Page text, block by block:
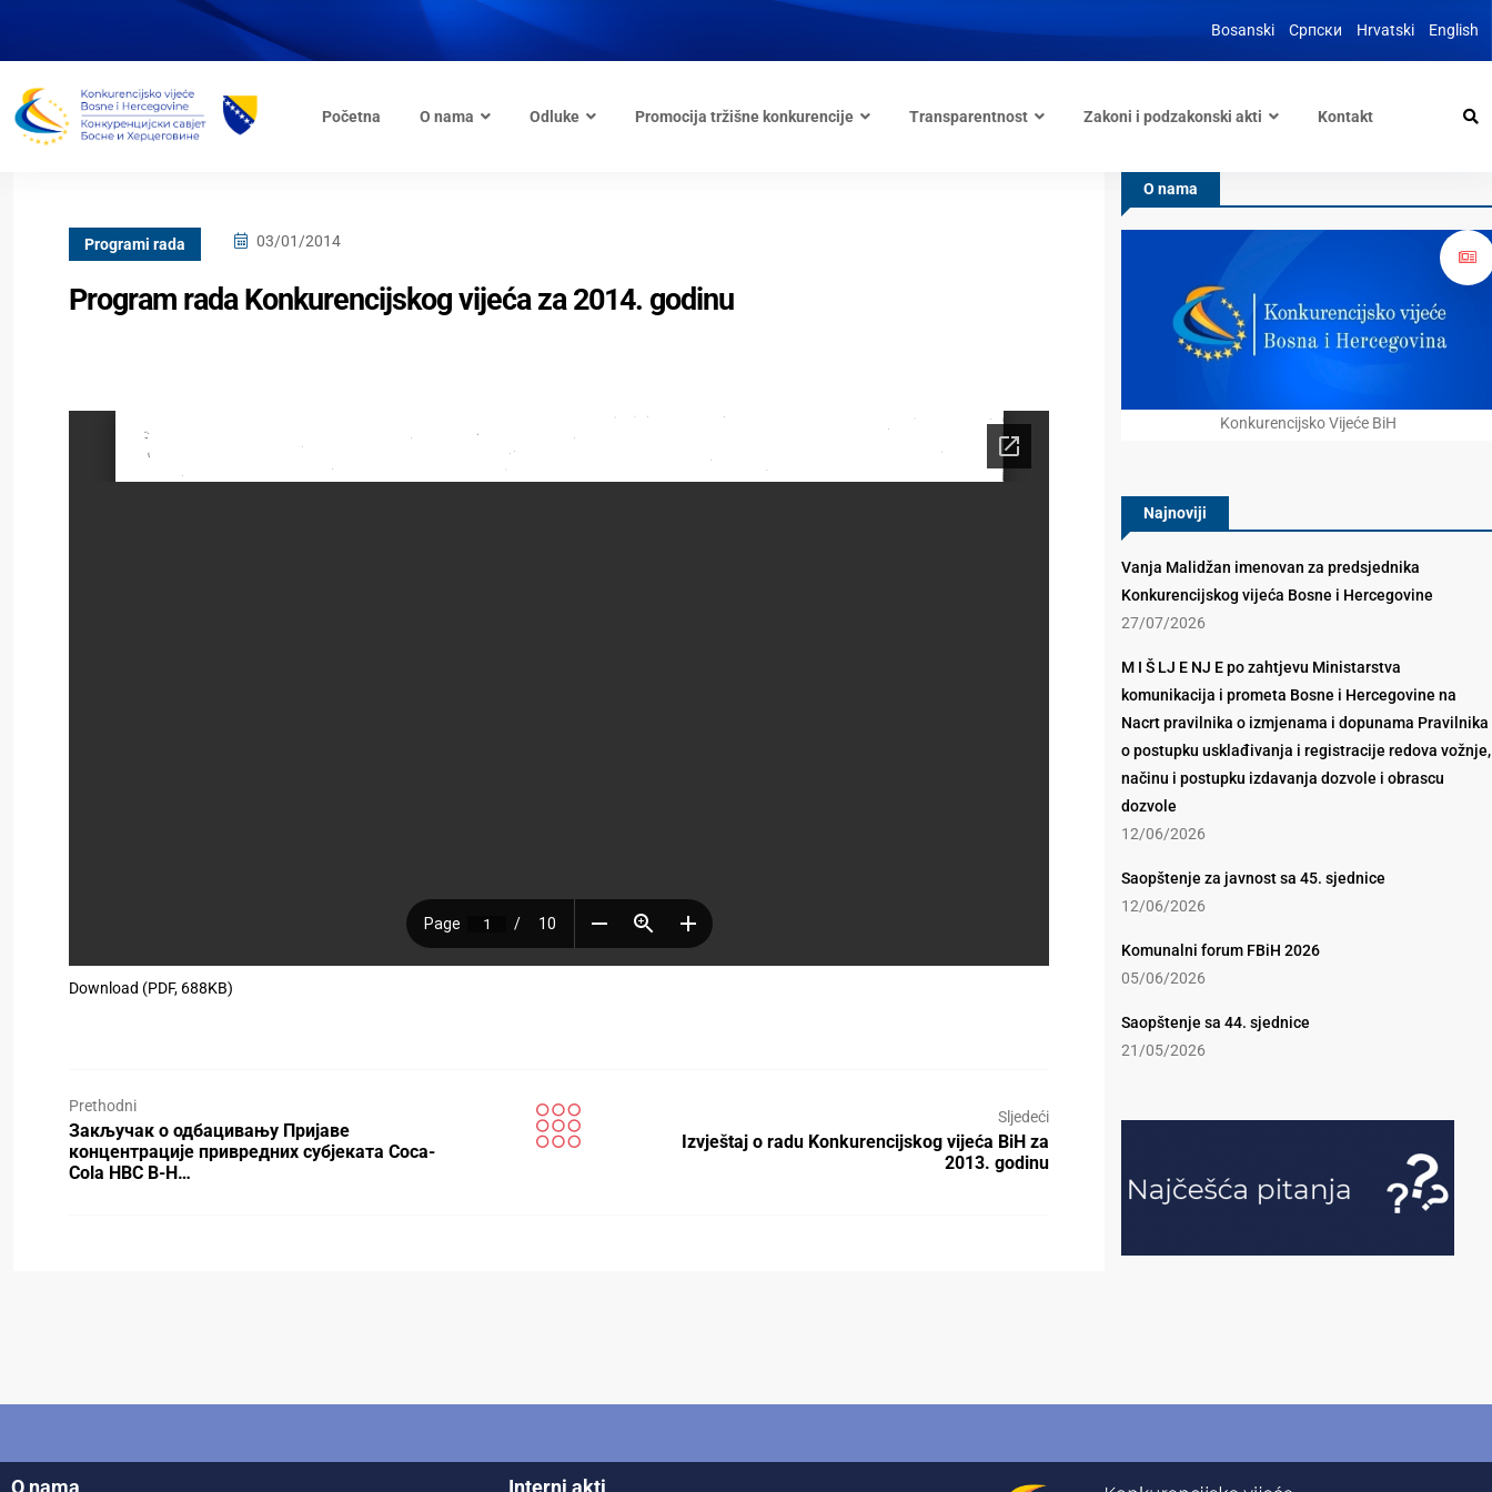
Bosanski Српски Hrvatski English
Početna O nama Odluke Promocija tržišne konkurencije Transparentnost Zakoni i podzakonski akti Kontakt
Programi rada 03/01/2014
Program rada Konkurencijskog vijeća za 2014. godinu
Download (PDF, 688KB)
Prethodni
Закључак о одбацивању Пријаве
концентрације привредних субјекaта Coca-
Cola HBC B-H…
Sljedeći
Izvještaj o radu Konkurencijskog vijeća BiH za
2013. godinu
O nama
Konkurencijsko Vijeće BiH
Najnoviji
Vanja Malidžan imenovan za predsjednika
Konkurencijskog vijeća Bosne i Hercegovine
27/07/2026
M I Š LJ E NJ E po zahtjevu Ministarstva
komunikacija i prometa Bosne i Hercegovine na
Nacrt pravilnika o izmjenama i dopunama Pravilnika
o postupku usklađivanja i registracije redova vožnje,
načinu i postupku izdavanja dozvole i obrascu
dozvole
12/06/2026
Saopštenje za javnost sa 45. sjednice
12/06/2026
Komunalni forum FBiH 2026
05/06/2026
Saopštenje sa 44. sjednice
21/05/2026
O nama Interni akti